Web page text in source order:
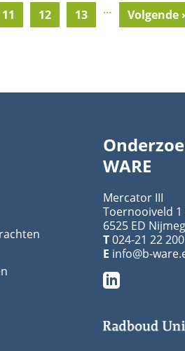
Pagina
11 Pagina
12 Pagina
13 …
Next
page
Volgende ›
WARE
Mercator III
Toernooiveld 1
6525 ED
T024-21 22 200
E info@b-